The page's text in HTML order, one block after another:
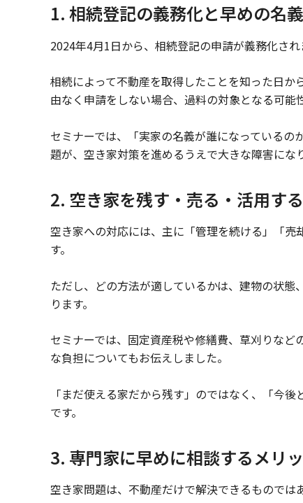
1. 相続登記の義務化と早めの名
2024年4月1日から、相続登記の申請が義務化され
相続によって不動産を取得したことを知った日
由なく申請をしない場合、過料の対象となる可能
セミナーでは、「実家の名義が誰になっている
題が、空き家対策を進めるうえで大きな障害にな
2. 空き家を残す・売る・活用す
空き家への対応には、主に「管理を続ける」「
す。
ただし、どの方法が適しているかは、建物の状
ります。
セミナーでは、固定資産税や修繕費、草刈りな
な負担についてもお伝えしました。
「まだ使える家だから残す」のではなく、「今
です。
3. 専門家に早めに相談するメリ
空き家問題は、不動産だけで解決できるものでは